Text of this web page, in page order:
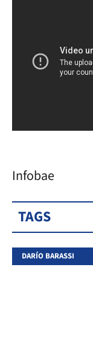
Infobae
TAGS
DARÍO BARASSI